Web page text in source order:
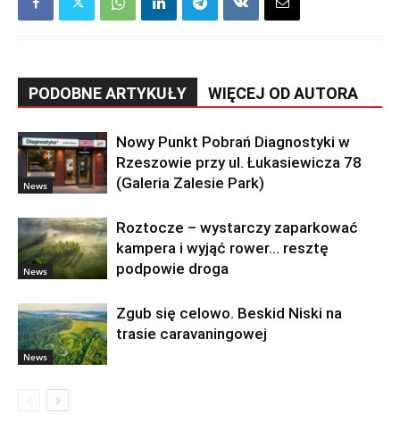
PODOBNE ARTYKUŁY WIĘCEJ OD AUTORA
News
Nowy Punkt Pobrań Diagnostyki w
Rzeszowie przy ul. Łukasiewicza 78
(Galeria Zalesie Park)
News
Roztocze – wystarczy zaparkować
kampera i wyjąć rower… resztę
podpowie droga
News
Zgub się celowo. Beskid Niski na
trasie caravaningowej